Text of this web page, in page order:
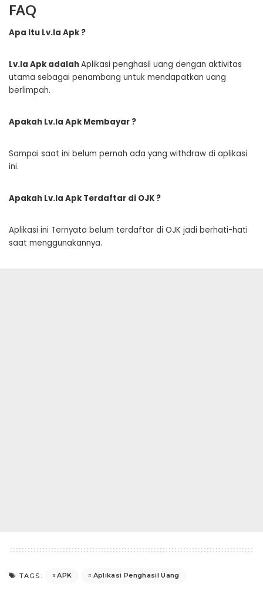
FAQ
Apa Itu Lv.Ia Apk ?
Lv.Ia Apk adalahAplikasi penghasil uang dengan aktivitas
utama sebagai penambang untuk mendapatkan uang
berlimpah.
Apakah Lv.Ia Apk Membayar ?
Sampai saat ini belum pernah ada yang withdraw di aplikasi
ini.
Apakah Lv.Ia Apk Terdaftar di OJK ?
Aplikasi ini Ternyata belum terdaftar di OJK jadi berhati-hati
saat menggunakannya.
TAGS: APK Aplikasi Penghasil Uang